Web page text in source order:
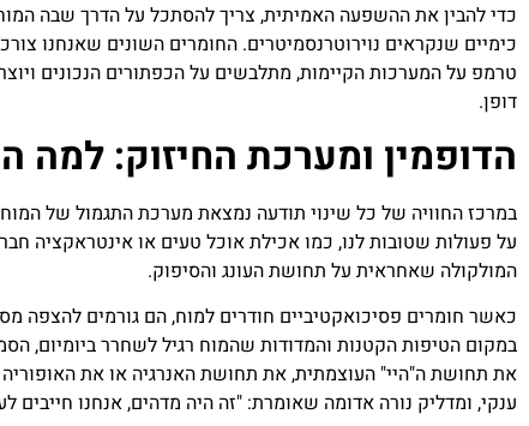
כדי להבין את ההשפעה האמיתית, צריך להסתכל על הדרך שבה
כימיים שנקראים נוירוטרנסמיטרים. החומרים השונים שאנחנו
טרמפ על המערכות הקיימות, מתלבשים על הכפתורים הנכונים
דופן.
הדופמין ומערכת החיזוק:
במרכז החוויה של כל שינוי תודעה נמצאת מערכת התגמול של המוח.
על פעולות שטובות לנו, כמו אכילת אוכל טעים או אינטראקציה
המולקולה שאחראית על תחושת העונג והסיפוק.
כאשר חומרים פסיכואקטיביים חודרים למוח, הם גורמים להצפה
במקום הטיפות הקטנות והמדודות שהמוח רגיל לשחרר ביומיום,
את תחושת ה"היי" העוצמתית, את תחושת האנרגיה או את
ענקי, ומדליק נורה אדומה שאומרת: "זה היה מדהים, אנחנו חייבים